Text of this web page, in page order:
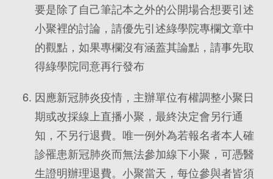
要是除了自己筆記本之外的公開場合想要引述
小聚裡的討論，請優先引述綠學院專欄文章中
的觀點，如果專欄沒有涵蓋其論點，請事先取
得綠學院同意再行發布
因應新冠肺炎疫情，主辦單位有權調整小聚日
期或改採線上直播小聚，最終決定會另行通
知，不另行退費。唯一例外為若報名者本人確
診罹患新冠肺炎而無法參加線下小聚，可憑醫
生證明辦理退費。小聚當天，每位參與者皆須